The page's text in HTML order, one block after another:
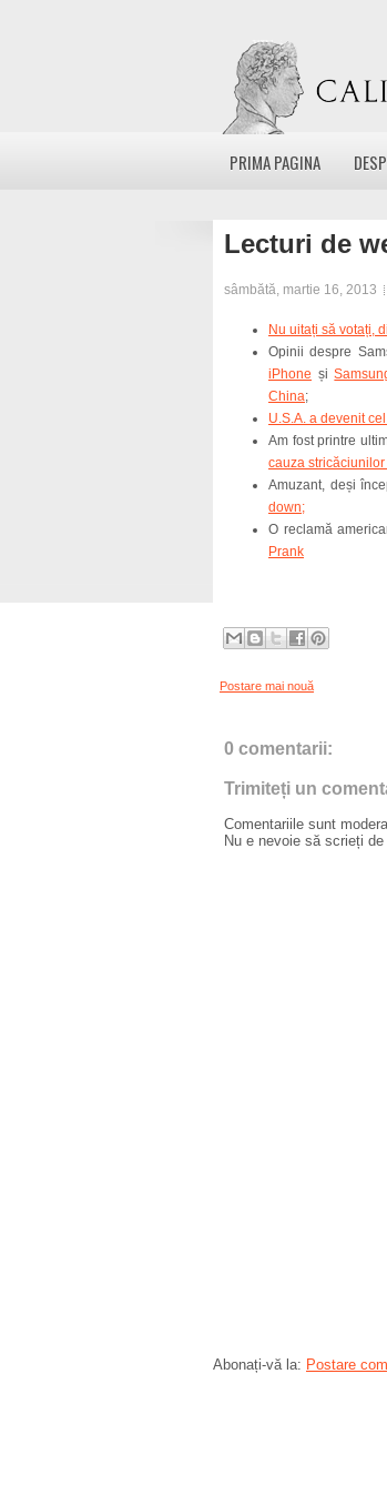
PRIMA PAGINA
Lecturi de
sâmbătă, martie 16, 2013
Nu uitați să votați,
Opinii despre
iPhone și
China;
U.S.A. a devenit
Am fost printre
cauza
Amuzant, deși
down;
O reclamă
Prank
Postare mai nouă
0 comentarii:
Trimiteți un
Comentariile sunt
Nu e nevoie să scrieți
Abonați-vă la: Postare